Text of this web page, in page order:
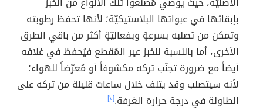
بإبقائها في عبواتها البلاستيكيّة؛ لأنها تحفظ رطوبته
وتمكن من تصلبه بسرعةٍ وبفعاليّةٍ أكثر من باقي الطرق
الأخرى، أما بالنسبة للخبز عير المُقطع فيُحفظ في غلافه
أيضاً مع ضرورة تجنّب تركه مكشوفاً أو مُعرّضاً للهواء؛
لأنه سيتصلب وقد يتلف خلال ساعات قليلة من تركه على
الطاولة في درجة حرارة الغرفة.[٢]